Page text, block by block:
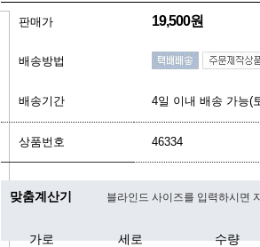
판매가 19,500원
배송방법
배송기간 4일 이내 배송 가능(
상품번호 46334
맞춤계산기 블라인드 사이즈를 입력하시면
가로
세로
수량